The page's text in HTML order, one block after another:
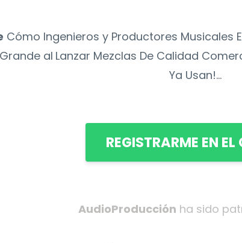
Cómo Ingenieros y Productores Musicales
al Lanzar Mezclas De Calidad
Ya Usan!...
REGISTRARME EN EL
AudioProducción ha sido